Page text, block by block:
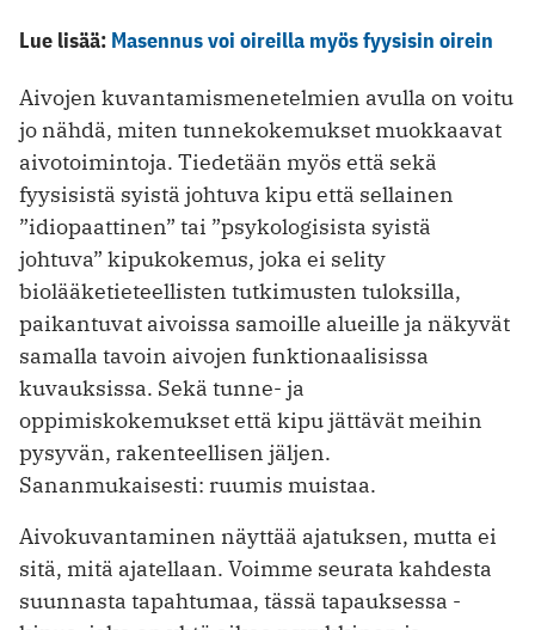
Lue lisää: Masennus voi oireilla myös fyysisin oirein
Aivojen kuvantamismenetelmien avulla on voitu
jo nähdä, miten tunnekokemukset muokkaavat
aivotoimintoja. Tiedetään myös että sekä
fyysisistä syistä johtuva kipu että sellainen
”idiopaattinen” tai ”psykologisista syistä
johtuva” kipukokemus, joka ei selity
biolääketieteellisten tutkimusten tuloksilla,
paikantuvat aivoissa samoille alueille ja näkyvät
samalla tavoin ­aivojen funktionaalisissa
kuvauksissa. Sekä tunne- ja
oppimiskokemukset että kipu jättävät meihin
pysyvän, rakenteellisen jäljen.
Sananmukaisesti: ruumis muistaa.
Aivokuvantaminen näyttää ajatuksen, mutta ei
sitä, mitä ajatellaan. Voimme seurata kahdesta
suunnasta tapahtumaa, tässä tapauksessa ­